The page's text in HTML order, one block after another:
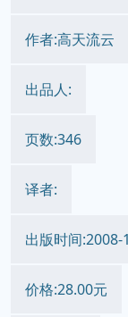
作者:高天流云
出品人:
页数:346
译者:
出版时间:2008-
价格:28.00元